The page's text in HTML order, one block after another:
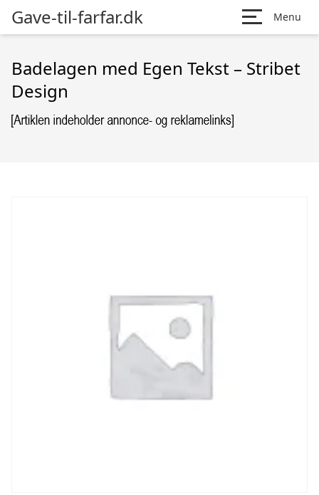
Gave-til-farfar.dk Menu
Badelagen med Egen Tekst – Stribet
Design